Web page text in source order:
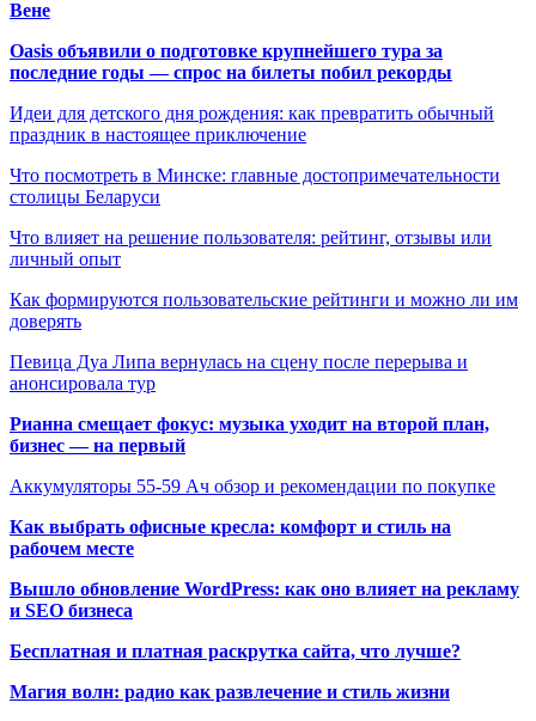
Вене
Oasis объявили о подготовке крупнейшего тура за
последние годы — спрос на билеты побил рекорды
Идеи для детского дня рождения: как превратить обычный
праздник в настоящее приключение
Что посмотреть в Минске: главные достопримечательности
столицы Беларуси
Что влияет на решение пользователя: рейтинг, отзывы или
личный опыт
Как формируются пользовательские рейтинги и можно ли им
доверять
Певица Дуа Липа вернулась на сцену после перерыва и
анонсировала тур
Рианна смещает фокус: музыка уходит на второй план,
бизнес — на первый
Аккумуляторы 55-59 Ач обзор и рекомендации по покупке
Как выбрать офисные кресла: комфорт и стиль на
рабочем месте
Вышло обновление WordPress: как оно влияет на рекламу
и SEO бизнеса
Бесплатная и платная раскрутка сайта, что лучше?
Магия волн: радио как развлечение и стиль жизни